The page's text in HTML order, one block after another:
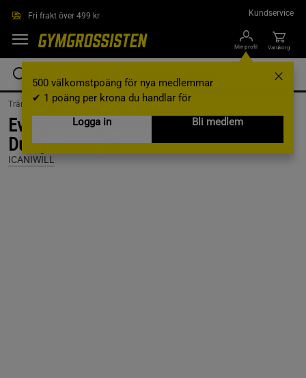
Fri frakt över 499 kr Kundservice
Min profil
500 välkomstpoäng för nya medlemmar
✔ 1 poäng per krona du handlar för
Logga in
Bli medlem
Varukorg
Träningskläder / Träningskläder Dam /Träningströjor
Everyday Long Sleeve Stripe 1/4 Zip,
Dusty Brown, XS
ICANIWILL